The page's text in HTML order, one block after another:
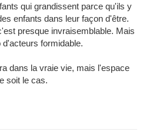
qui grandissent parce qu'ils y
enfants dans leur façon d'être.
presque invraisemblable. Mais
formidable.
dans la vraie vie, mais l'espace
soit le cas.